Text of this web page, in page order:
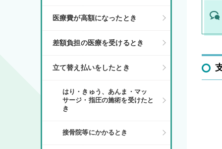
医療費が高額になったとき
差額負担の医療を受けるとき
立て替え払いをしたとき
はり・きゅう、あんま・マッ
サージ・指圧の施術を受けたと
き
接骨院等にかかるとき